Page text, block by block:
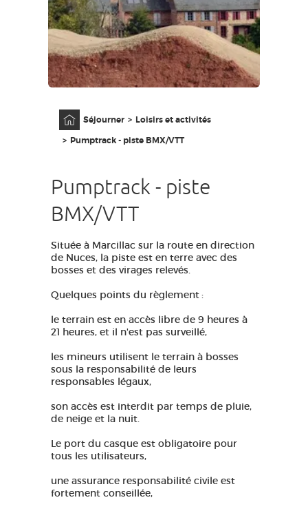
MA SÉLECTION
FR
Séjourner
Loisirs et activités
Pumptrack - piste BMX/VTT
Pumptrack - piste
BMX/VTT
Située à Marcillac sur la route en direction
de Nuces, la piste est en terre avec des
bosses et des virages relevés.
Quelques points du règlement :
le terrain est en accès libre de 9 heures à
21 heures, et il n'est pas surveillé,
les mineurs utilisent le terrain à bosses
sous la responsabilité de leurs
responsables légaux,
son accès est interdit par temps de pluie,
de neige et la nuit.
Le port du casque est obligatoire pour
tous les utilisateurs,
une assurance responsabilité civile est
fortement conseillée,